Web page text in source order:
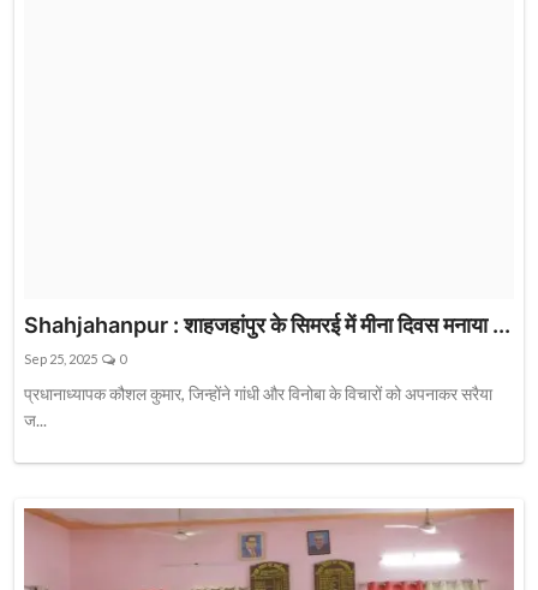
Shahjahanpur : शाहजहांपुर के सिमरई में मीना दिवस मनाया ...
Sep 25, 2025 0
प्रधानाध्यापक कौशल कुमार, जिन्होंने गांधी और विनोबा के विचारों को अपनाकर सरैया
ज...